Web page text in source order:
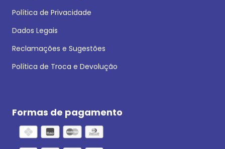
Política de Privacidade
Dados Legais
Reclamações e Sugestões
Política de Troca e Devolução
Formas de pagamento